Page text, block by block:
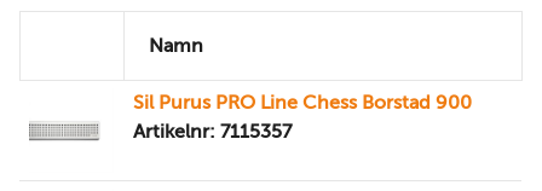
Namn
Sil Purus PRO Line Chess Borstad 900
Artikelnr: 7115357